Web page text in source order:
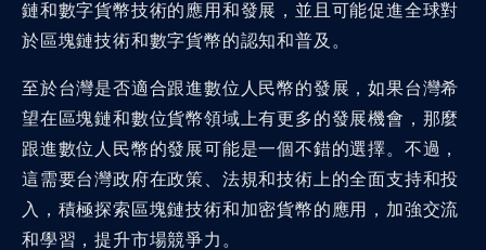
鏈和數字貨幣技術的應用和發展，並且可能促進全球對
於區塊鏈技術和數字貨幣的認知和普及。
至於台灣是否適合跟進數位人民幣的發展，如果台灣希
望在區塊鏈和數位貨幣領域上有更多的發展機會，那麼
跟進數位人民幣的發展可能是一個不錯的選擇。不過，
這需要台灣政府在政策、法規和技術上的全面支持和投
入，積極探索區塊鏈技術和加密貨幣的應用，加強交流
和學習，提升市場競爭力。